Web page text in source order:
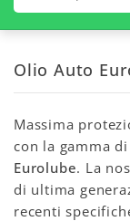
Olio Auto
Massima
con la gamma di
Eurolube. La
di ultima
recenti